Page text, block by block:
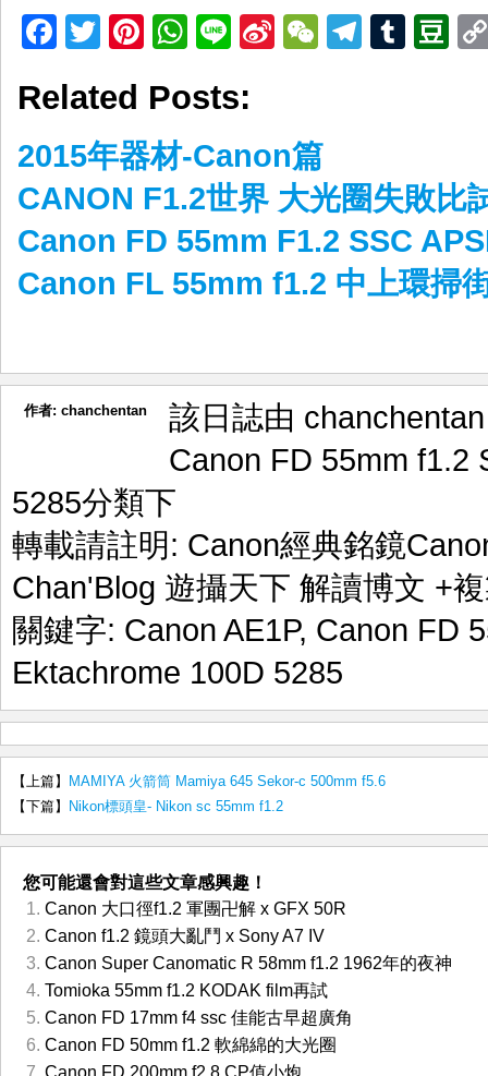
Facebook
TwitterPinterest
WhatsApp
LineSinaWeChat
Related Posts:
2015年器材-Canon篇
CANON F1.2世界 大光圈失敗比
Canon FD 55mm F1.2 SSC
Canon FL 55mm f1.2 中上環掃
作者: chanchentan
該日誌由
Canon FD 55mm f1.2
5285分類下
轉載請註明: Canon經典銘鏡
Chan'Blog 遊攝天下 解讀博文 +
關鍵字: Canon AE1P, Canon FD
Ektachrome 100D 5285
【上篇】
MAMIYA 火箭筒 Mamiya 645 Sekor-c 500mm f5.6
【下篇】
Nikon標頭皇- Nikon sc 55mm f1.2
您可能還會對這些文章感興趣！
Canon 大口徑f1.2 軍團卍解 x GFX 50R
Canon f1.2 鏡頭大亂鬥 x Sony A7 IV
Canon Super Canomatic R 58mm f1.2 1962年的夜神
Tomioka 55mm f1.2 KODAK film再試
Canon FD 17mm f4 ssc 佳能古早超廣角
Canon FD 50mm f1.2 軟綿綿的大光圈
Canon FD 200mm f2.8 CP值小炮